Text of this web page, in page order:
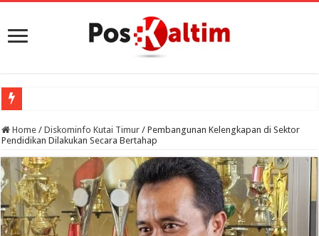
Home / Diskominfo Kutai Timur / Pembangunan Kelengkapan di Sektor
Pendidikan Dilakukan Secara Bertahap